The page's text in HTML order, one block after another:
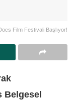
Film Festivali Başlıyor!
Belgesel